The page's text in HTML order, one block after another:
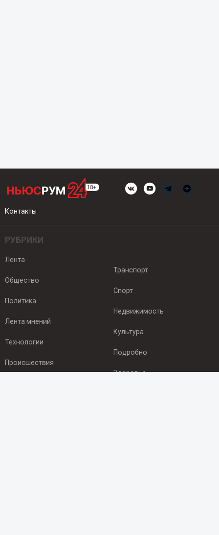
Контакты
РУБРИКИ
Лента
Общество
Политика
Лента мнений
Технологии
Происшествия
Транспорт
Спорт
Недвижимость
Культура
Подробно
Здоровье